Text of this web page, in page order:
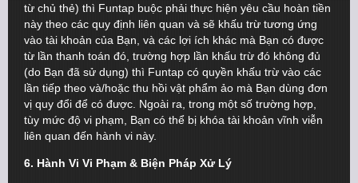
từ chủ thẻ) thì Funtap buộc phải thực hiện yêu cầu hoàn tiền
này theo các quy định liên quan và sẽ khấu trừ tương ứng
vào tài khoản của Bạn, và các lợi ích khác mà Bạn có được
từ lần thanh toán đó, trường hợp lần khấu trừ đó không đủ
(do Bạn đã sử dụng) thì Funtap có quyền khấu trừ vào các
lần tiếp theo và/hoặc thu hồi vật phẩm ảo mà Bạn dùng đơn
vị quy đổi để có được. Ngoài ra, trong một số trường hợp,
tùy mức độ vi phạm, Bạn có thể bị khóa tài khoản vĩnh viễn
liên quan đến hành vi này.
6. Hành Vi Vi Phạm & Biện Pháp Xử Lý